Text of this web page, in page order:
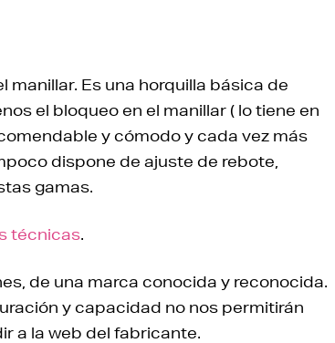
manillar. Es una horquilla básica de
el bloqueo en el manillar ( lo tiene en
y cómodo y cada vez más
dispone de ajuste de rebote,
gamas.
técnicas.
de una marca conocida y reconocida.
y capacidad no nos permitirán
a la web del fabricante.